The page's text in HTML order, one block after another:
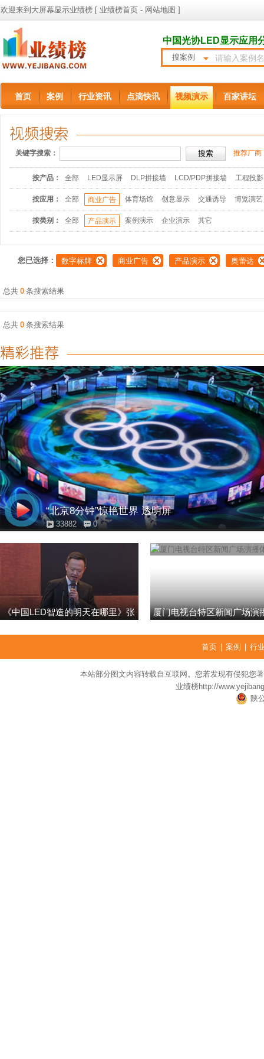
欢迎来到大屏幕显示业绩榜 [ 业绩榜首页 - 网站地图 ]
中国光协LED显示应用
搜案例
首页 案例 行业资讯 点滴快讯 视频演示 百家讲坛
关键字搜索： 推荐厂商
按产品： 全部 LED显示屏 DLP拼接墙 LCD/PDP拼接墙 工程投影
按应用： 全部 商业广告 体育场馆 创意显示 交通诱导 博览演艺
按类别： 全部 产品演示 案例演示 企业演示 其它
您已选择： 数字标牌 商业广告 产品演示 奥蕾达
总共 0 条搜索结果
总共 0 条搜索结果
“北京8分钟”惊艳世界 透明屏
33882 0
《中国LED智造的明天在哪里》张
厦门电视台特区新闻广场演
首页 案例 行
本站部分图文内容转载自互联网。您若发现有侵犯您
业绩榜http://
陕